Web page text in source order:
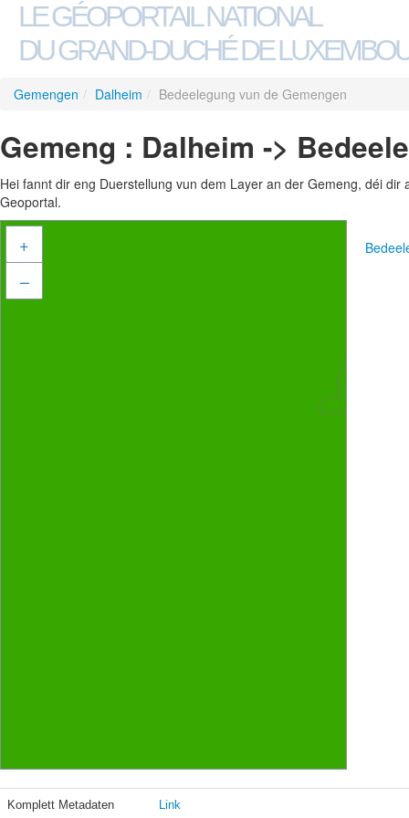
LE GÉOPORTAIL NATIONAL
DU GRAND-DUCHÉ DE
Gemengen / Dalheim / Bedeelegung vun de Gemengen
Gemeng : Dalheim ->
Hei fannt dir eng Duerstellung vun dem Layer an der Gemeng, déi
Geoportal.
+
–
Komplett Metadaten Link